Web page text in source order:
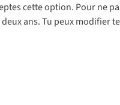
cette option. Pour ne
ans. Tu peux modifier